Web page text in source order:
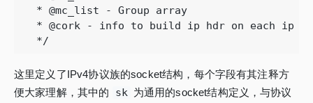
* @mc_list - Group array
* @cork - info to build ip hdr on each ip
*/
这里定义了IPv4协议族的socket结构，每个字段有其注释方
便大家理解，其中的
sk 为通用的socket结构定义，与协议